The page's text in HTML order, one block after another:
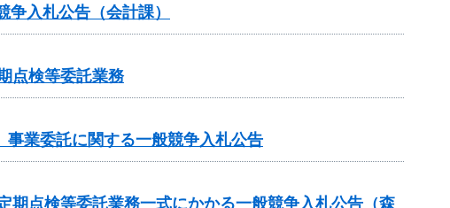
入札公告（会計課）
点検等委託業務
業委託に関する一般競争入札公告
期点検等委託業務一式にかかる一般競争入札公告（森